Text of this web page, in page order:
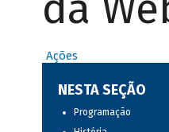
Ações
NESTA SEÇÃO
Programação